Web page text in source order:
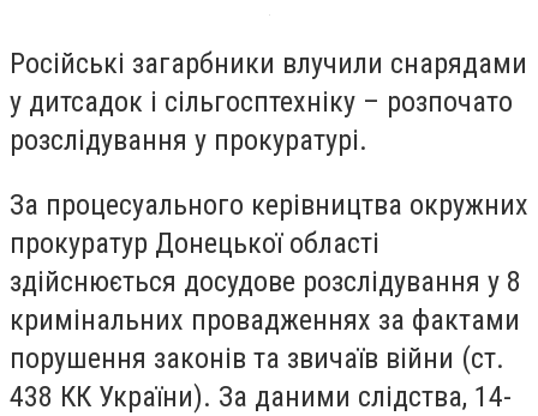
Російські загарбники влучили снарядами
у дитсадок і сільгосптехніку – розпочато
розслідування у прокуратурі.
За процесуального керівництва окружних
прокуратур Донецької області
здійснюється досудове розслідування у 8
кримінальних провадженнях за фактами
порушення законів та звичаїв війни (ст.
438 КК України). За даними слідства, 14-